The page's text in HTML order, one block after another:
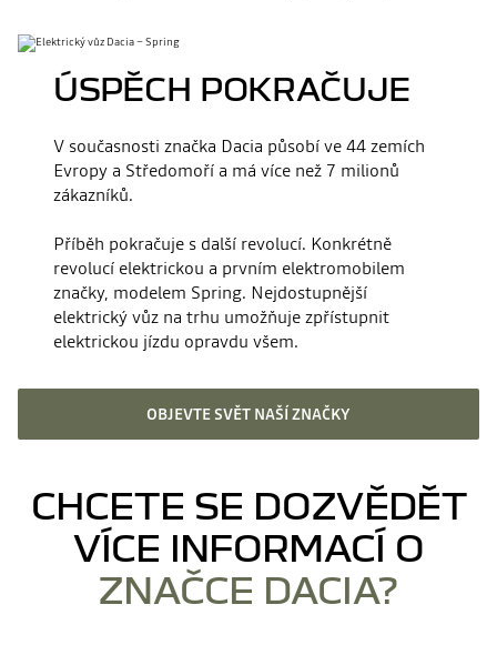
ÚSPĚCH POKRAČUJE
V současnosti značka Dacia působí ve 44 zemích
Evropy a Středomoří a má více než 7 milionů
zákazníků.
Příběh pokračuje s další revolucí. Konkrétně
revolucí elektrickou a prvním elektromobilem
značky, modelem Spring. Nejdostupnější
elektrický vůz na trhu umožňuje zpřístupnit
elektrickou jízdu opravdu všem.
OBJEVTE SVĚT NAŠÍ ZNAČKY
CHCETE SE DOZVĚDĚT
VÍCE INFORMACÍ O
ZNAČCE DACIA?